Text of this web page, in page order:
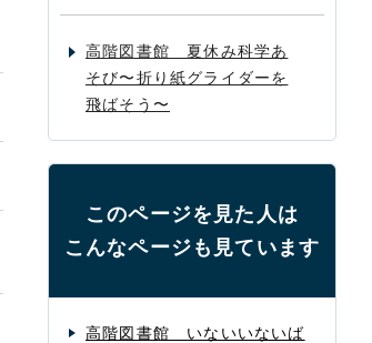
高階図書館 夏休み科学あ
そび〜折り紙グライダーを
飛ばそう〜
このページを見た人は
こんなページも見ています
高階図書館 いないいないば